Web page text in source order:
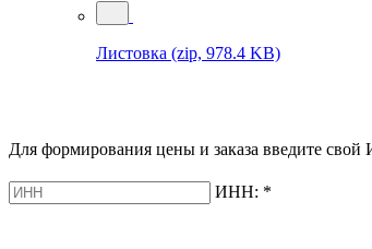
Листовка (zip, 978.4 KB)
Для формирования цены и заказа введите
ИНН: *